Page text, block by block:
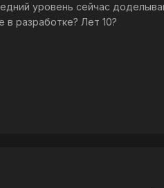
уровень сейчас
разработке? Лет 10?